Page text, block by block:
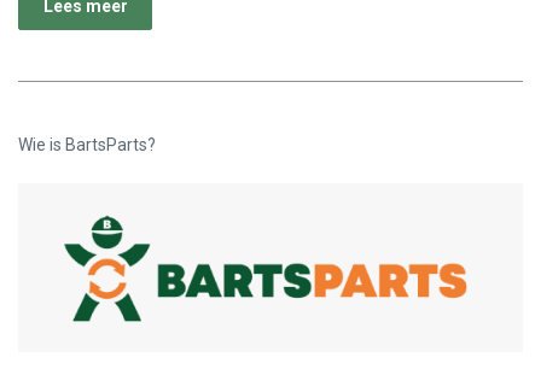
Lees meer
Wie is BartsParts?